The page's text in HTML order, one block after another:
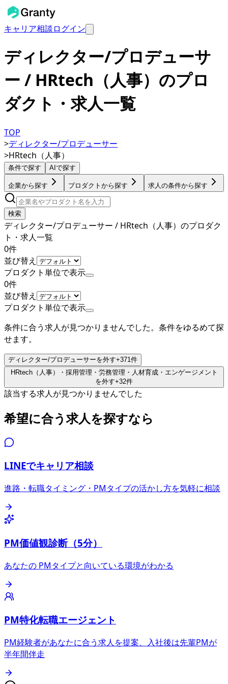
キャリア相談ログイン
ディレクター/プロデューサ
ー / HRtech（人事）のプロ
ダクト・求人一覧
TOP
>ディレクター/プロデューサー
>HRtech（人事）
条件で探す AIで探す
企業から探す プロダクトから探す 求人の条件から探す
検索
ディレクター/プロデューサー / HRtech（人事）のプロダク
ト・求人一覧
0件
並び替え
プロダクト単位で表示
0件
並び替え
プロダクト単位で表示
条件に合う求人が見つかりませんでした。条件をゆるめて探
せます。
ディレクター/プロデューサーを外す+371 件
HRtech（人事）・採用管理・労務管理・人材育成・エンゲージメント
を外す+32件
該当する求人が見つかりませんでした
希望に合う求人を探すなら
LINEでキャリア相談
進路・転職タイミング・PMタイプの活かし方を気軽に相談
PM価値観診断（5分）
あなたの PMタイプと向いている環境がわかる
PM特化転職エージェント
PM経験者があなたに合う求人を提案、入社後は先輩PMが
半年間伴走